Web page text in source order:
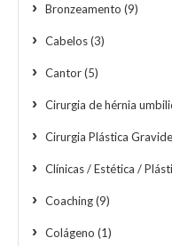
Bronzeamento (9)
Cabelos(3)
Cantor(5)
Cirurgia de hérnia
Cirurgia Plástica
Clínicas / Estética /
Coaching(9)
Colágeno (1)